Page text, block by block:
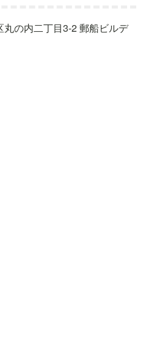
の内二丁目3-2 郵船ビルデ